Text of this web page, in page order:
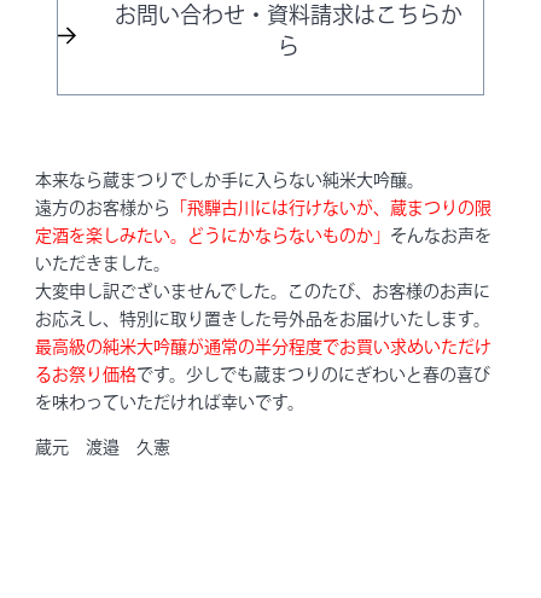
お問い合わせ・資料請求はこちらか
ら
本来なら蔵まつりでしか手に入らない純米大吟醸。
遠方のお客様から 「飛騨古川には行けないが、蔵まつりの限
定酒を楽しみたい。どうにかならないものか」 そんなお声を
いただきました。
大変申し訳ございませんでした。このたび、お客様のお声に
お応えし、特別に取り置きした号外品をお届けいたします。
最高級の純米大吟醸が通常の半分程度でお買い求めいただけ
るお祭り価格です。少しでも蔵まつりのにぎわいと春の喜び
を味わっていただければ幸いです。
蔵元 渡邉 久憲